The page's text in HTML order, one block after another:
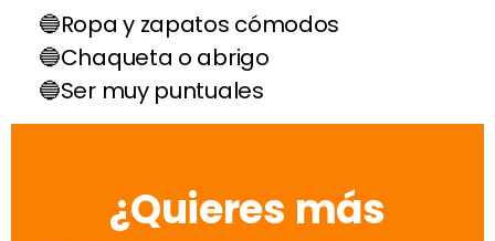
Ropa y zapatos cómodos
Chaqueta o abrigo
Ser muy puntuales
¿Quieres más